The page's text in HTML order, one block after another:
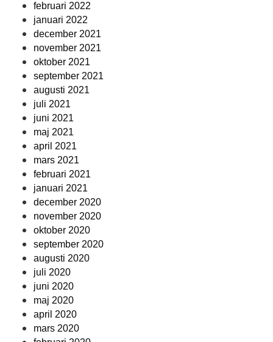
februari 2022
januari 2022
december 2021
november 2021
oktober 2021
september 2021
augusti 2021
juli 2021
juni 2021
maj 2021
april 2021
mars 2021
februari 2021
januari 2021
december 2020
november 2020
oktober 2020
september 2020
augusti 2020
juli 2020
juni 2020
maj 2020
april 2020
mars 2020